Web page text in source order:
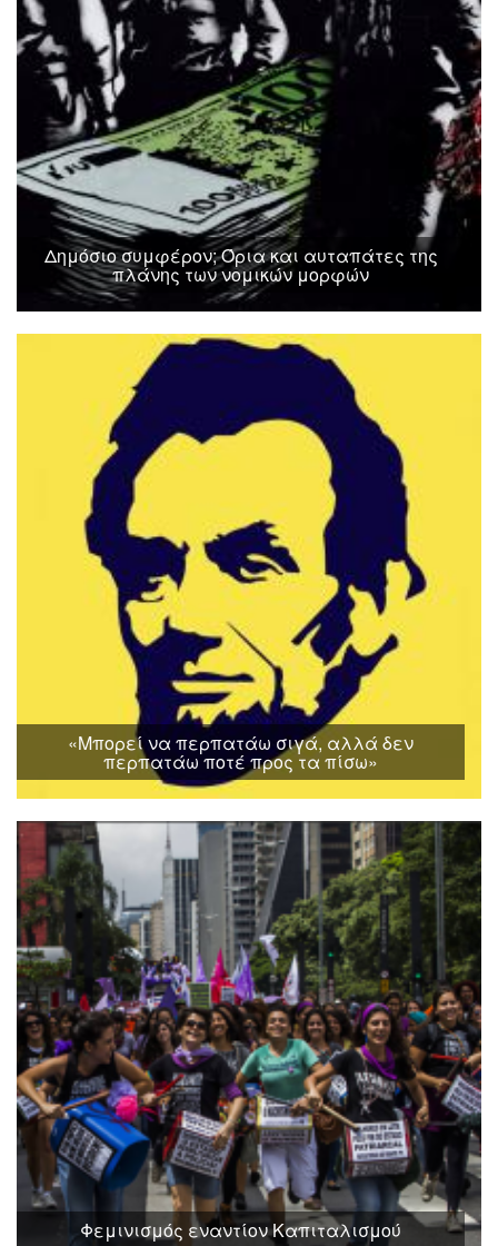
Δημόσιο συμφέρον; Όρια και αυταπάτες της
πλάνης των νομικών μορφών
«Μπορεί να περπατάω σιγά, αλλά δεν
περπατάω ποτέ προς τα πίσω»
Φεμινισμός εναντίον Καπιταλισμού